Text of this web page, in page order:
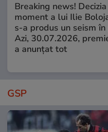
Breaking news!
moment a lui Ilie
s-a produs un seism
Azi, 30.07.2026,
a anunțat tot
GSP